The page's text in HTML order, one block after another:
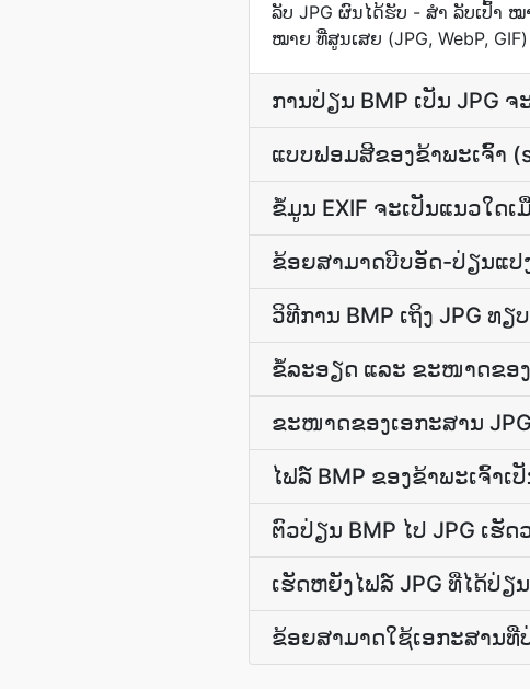
ລັບ JPG ຜົນໄດ້ຮັບ - ສຳ ລັບເປົ້າ ໝ
ໝາຍ ທີ່ສູນເສຍ (JPG, WebP,
ການ​ປ່ຽນ BMP ເປັນ JPG
ແບບຟອມສີຂອງຂ້າພະເຈົ້າ
ຂໍ້ມູນ EXIF ຈະເປັນແນວໃດເ
ຂ້ອຍສາມາດບີບອັດ-ປ່ຽນແປ
ວິທີການ BMP ເຖິງ JPG ທ
ຂໍ້ລະອຽດ ແລະ ຂະໜາດຂອ
ຂະໜາດຂອງເອກະສານ
ໄຟລ໌ BMP ຂອງຂ້າພະເຈົ້າເ
ຕົວປ່ຽນ BMP ໄປ JPG ເ
ເຮັດ​ຫຍັງ​ໄຟລ໌ JPG ທີ່​ໄດ້​ປ່
ຂ້ອຍສາມາດໃຊ້ເອກະສານທີ່